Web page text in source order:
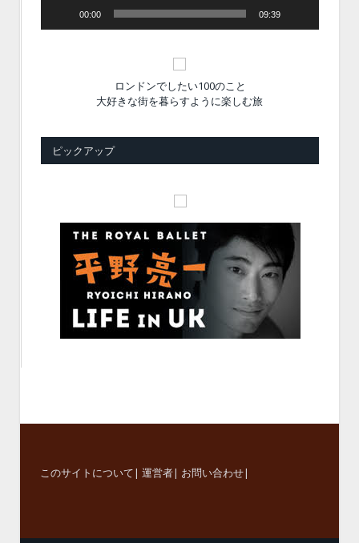
00:00 09:39
ロンドンでしたい100のこと
大好きな街を暮らすように楽しむ旅
ピックアップ
このサイトについて| 運営者| お問い合わせ|